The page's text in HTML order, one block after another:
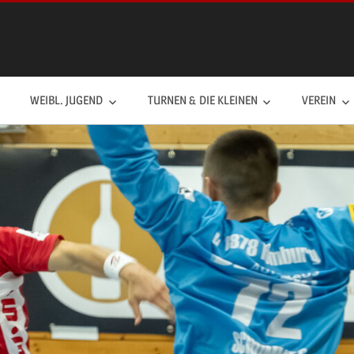
WEIBL. JUGEND TURNEN & DIE KLEINEN VEREIN